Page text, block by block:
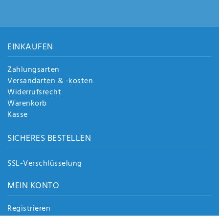
EINKAUFEN
Zahlungsarten
Versandarten & -kosten
Widerrufsrecht
Warenkorb
Kasse
SICHERES BESTELLEN
SSL-Verschlüsselung
MEIN KONTO
Registrieren